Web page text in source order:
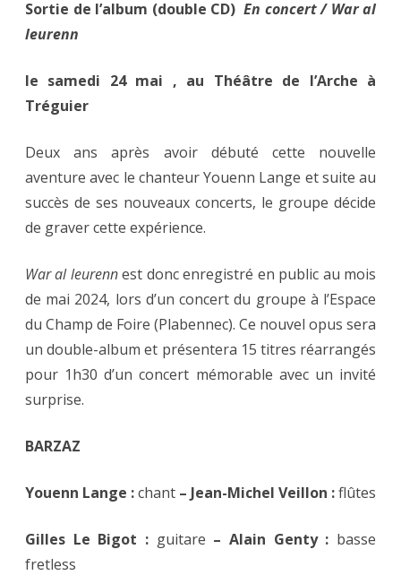
Sortie de l’album (double CD) En concert / War al
leurenn
le samedi 24 mai , au Théâtre de l’Arche à
Tréguier
Deux ans après avoir débuté cette nouvelle
aventure avec le chanteur Youenn Lange et suite au
succès de ses nouveaux concerts, le groupe décide
de graver cette expérience.
War al leurennest donc enregistré en public au mois
de mai 2024, lors d’un concert du groupe à l’Espace
du Champ de Foire (Plabennec). Ce nouvel opus sera
un double-album et présentera 15 titres réarrangés
pour 1h30 d’un concert mémorable avec un invité
surprise.
BARZAZ
Youenn Lange :chant – Jean-Michel Veillon :flûtes
Gilles Le Bigot : guitare – Alain Genty : basse
fretless